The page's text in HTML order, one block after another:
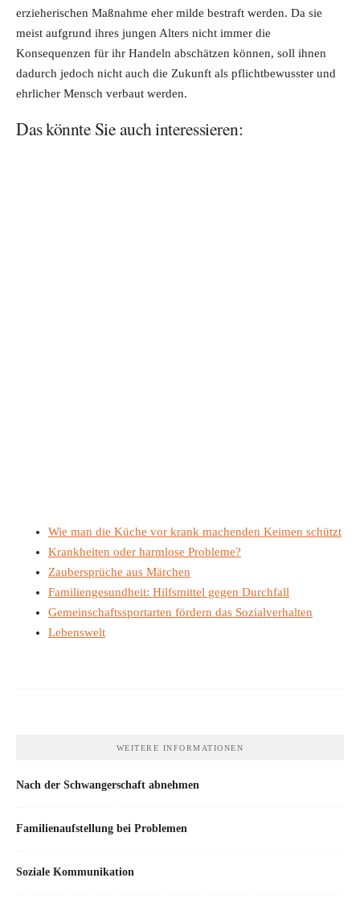
erzieherischen Maßnahme eher milde bestraft werden. Da sie
meist aufgrund ihres jungen Alters nicht immer die
Konsequenzen für ihr Handeln abschätzen können, soll ihnen
dadurch jedoch nicht auch die Zukunft als pflichtbewusster und
ehrlicher Mensch verbaut werden.
Das könnte Sie auch interessieren:
Wie man die Küche vor krank machenden Keimen schützt
Krankheiten oder harmlose Probleme?
Zaubersprüche aus Märchen
Familiengesundheit: Hilfsmittel gegen Durchfall
Gemeinschaftssportarten fördern das Sozialverhalten
Lebenswelt
WEITERE INFORMATIONEN
Nach der Schwangerschaft abnehmen
Familienaufstellung bei Problemen
Soziale Kommunikation